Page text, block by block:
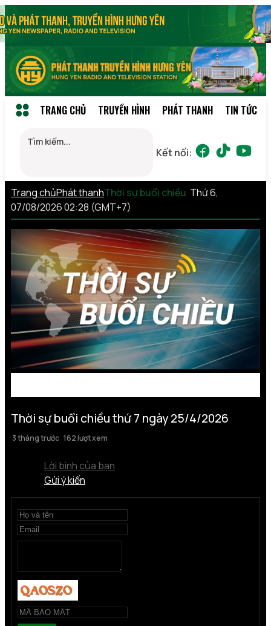
TRANG CHỦ TRUYỀN HÌNH PHÁT THANH TIN TỨC
Kết nối:
Trang chủPhát thanhThời sự buổi chiều Thứ 6,
07/08/2026 02:28 (GMT+7)
Thời sự buổi chiều thứ 7 ngày 25/4/2026
3 tháng trước 162 lượt xem
Lời bình của bạn
Gửi ý kiến